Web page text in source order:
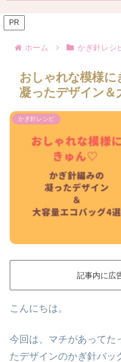
PR
ホーム かぎ針レシ
おしゃれな模様
凝ったデザイン＆
かぎ針レシピ
記事内に広
こんにちは。
今回は、 マチがあってた
たデザインのかぎ針バッ